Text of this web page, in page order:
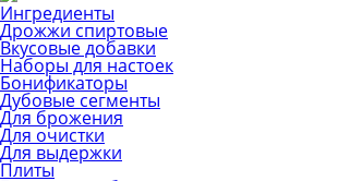
Ингредиенты
Дрожжи спиртовые
Вкусовые добавки
Наборы для настоек
Бонификаторы
Дубовые сегменты
Для брожения
Для очистки
Для выдержки
Плиты